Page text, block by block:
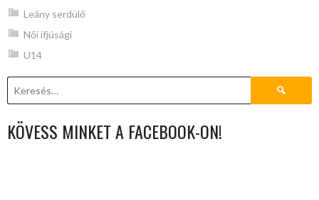
Leány serdülő
Női ifjúsági
U14
Keresés:
KÖVESS MINKET A FACEBOOK-ON!